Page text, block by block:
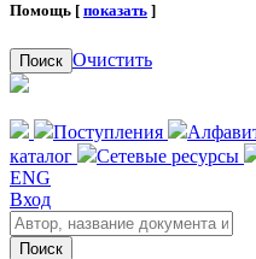
Помощь [ показать ]
Поиск Очистить
Поступления
каталог
Сетевые ресурсы
ENG
Вход
Поиск